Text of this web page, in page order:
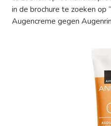
in de brochure te zoeken op
Augencreme gegen